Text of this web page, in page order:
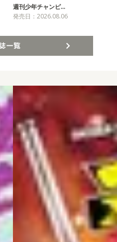
週刊少年チャンピ…
発売日：2026.08.06